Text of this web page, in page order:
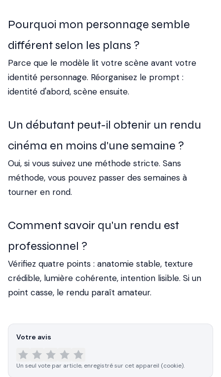
Pourquoi mon personnage semble
différent selon les plans ?
Parce que le modèle lit votre scène avant votre
identité personnage. Réorganisez le prompt :
identité d'abord, scène ensuite.
Un débutant peut-il obtenir un rendu
cinéma en moins d'une semaine ?
Oui, si vous suivez une méthode stricte. Sans
méthode, vous pouvez passer des semaines à
tourner en rond.
Comment savoir qu'un rendu est
professionnel ?
Vérifiez quatre points : anatomie stable, texture
crédible, lumière cohérente, intention lisible. Si un
point casse, le rendu paraît amateur.
Votre avis
Un seul vote par article, enregistré sur cet appareil (cookie).